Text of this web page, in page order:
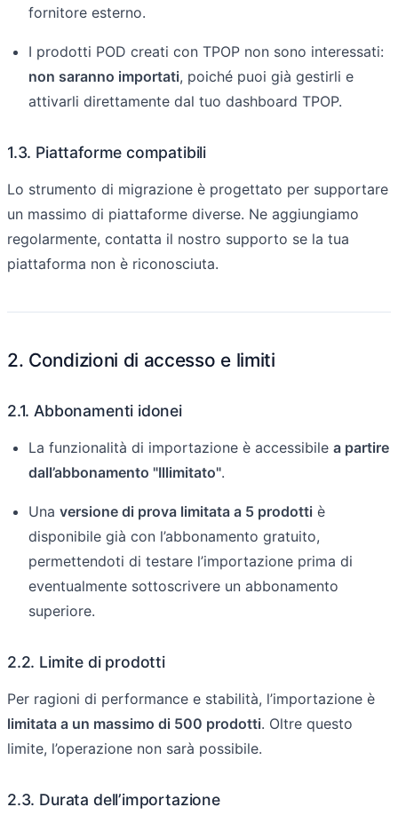
fornitore esterno.
I prodotti POD creati con TPOP non sono interessati:
non saranno importati, poiché puoi già gestirli e
attivarli direttamente dal tuo dashboard TPOP.
1.3. Piattaforme compatibili
Lo strumento di migrazione è progettato per supportare
un massimo di piattaforme diverse. Ne aggiungiamo
regolarmente, contatta il nostro supporto se la tua
piattaforma non è riconosciuta.
2. Condizioni di accesso e limiti
2.1. Abbonamenti idonei
La funzionalità di importazione è accessibile a partire
dall’abbonamento "Illimitato".
Una versione di prova limitata a 5 prodotti è
disponibile già con l’abbonamento gratuito,
permettendoti di testare l’importazione prima di
eventualmente sottoscrivere un abbonamento
superiore.
2.2. Limite di prodotti
Per ragioni di performance e stabilità, l’importazione è
limitata a un massimo di 500 prodotti. Oltre questo
limite, l’operazione non sarà possibile.
2.3. Durata dell’importazione